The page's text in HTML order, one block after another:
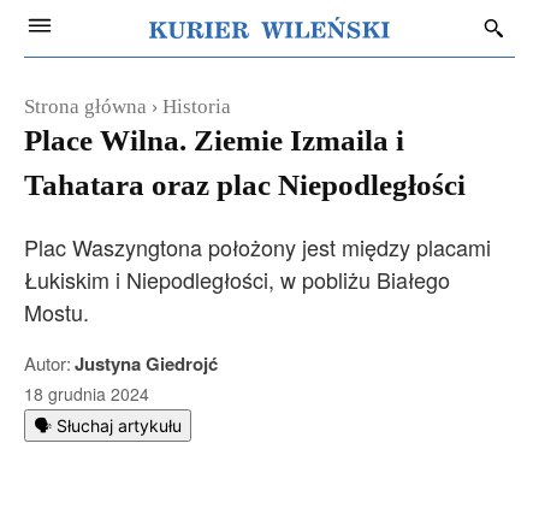
Strona główna Historia
Place Wilna. Ziemie Izmaila i
Tahatara oraz plac Niepodległości
Plac Waszyngtona położony jest między placami
Łukiskim i Niepodległości, w pobliżu Białego
Mostu.
Autor:Justyna Giedrojć
18 grudnia 2024
🗣️ Słuchaj artykułu